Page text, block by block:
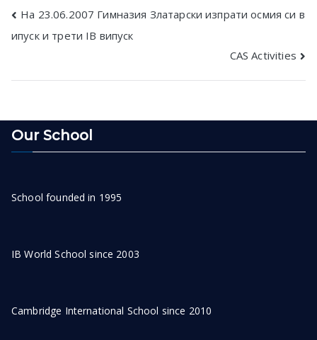
Post
navigation
На 23.06.2007 Гимназия Златарски изпрати осмия си в
ипуск и трети IB випуск
CAS Activities
Our School
School founded in 1995
IB World School since 2003
Cambridge International School since 2010